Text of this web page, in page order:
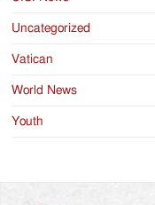
Uncategorized
Vatican
World News
Youth